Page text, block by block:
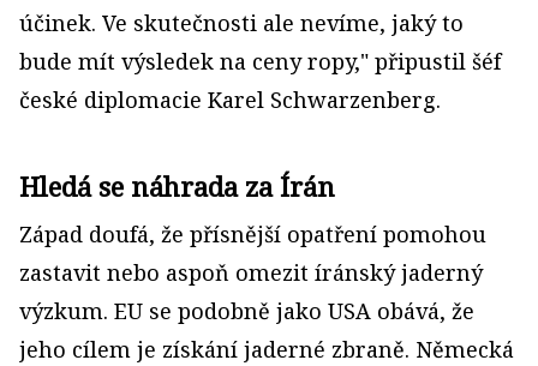
účinek. Ve skutečnosti ale nevíme, jaký to
bude mít výsledek na ceny ropy," připustil šéf
české diplomacie Karel Schwarzenberg.
Hledá se náhrada za Írán
Západ doufá, že přísnější opatření pomohou
zastavit nebo aspoň omezit íránský jaderný
výzkum. EU se podobně jako USA obává, že
jeho cílem je získání jaderné zbraně. Německá